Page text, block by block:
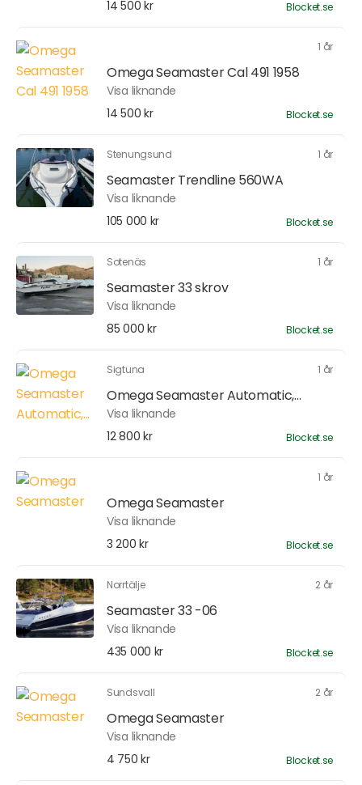
14 500 kr
Blocket.se
1 år
Omega Seamaster Cal 491 1958
Visa liknande
14 500 kr
Blocket.se
Stenungsund 1 år
Seamaster Trendline 560WA
Visa liknande
105 000 kr
Blocket.se
Sotenäs 1 år
Seamaster 33 skrov
Visa liknande
85 000 kr
Blocket.se
Sigtuna 1 år
Omega Seamaster Automatic,...
Visa liknande
12 800 kr
Blocket.se
1 år
Omega Seamaster
Visa liknande
3 200 kr
Blocket.se
Norrtälje 2 år
Seamaster 33 -06
Visa liknande
435 000 kr
Blocket.se
Sundsvall 2 år
Omega Seamaster
Visa liknande
4 750 kr
Blocket.se